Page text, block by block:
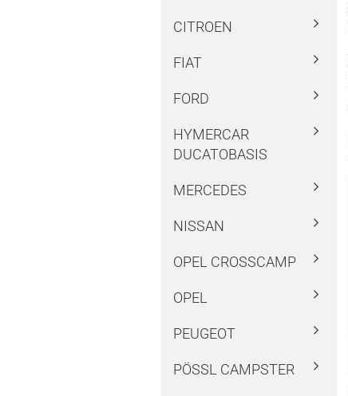
CITROEN
FIAT
FORD
HYMERCAR
DUCATOBASIS
MERCEDES
NISSAN
OPEL CROSSCAMP
OPEL
PEUGEOT
PÖSSL CAMPSTER